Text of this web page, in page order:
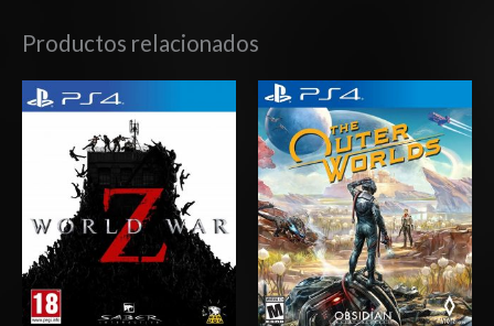
Productos relacionados
de
precios:
desde
$16.03
hasta
$24.03
Rango
de
precios:
desde
$16.03
hasta
$24.03